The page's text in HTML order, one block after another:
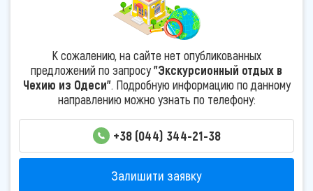
К сожалению, на сайте нет опубликованных
предложений по запросу"Экскурсионный отдых в
Чехию из Одеси". Подробную информацию по данному
направлению можно узнать по телефону:
+38 (044) 344-21-38
Залишити заявку